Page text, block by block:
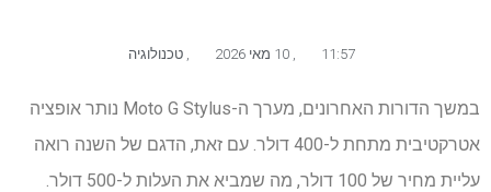
11:57
, 10 מאי 2026 , טכנולוגיה
במשך הדורות האחרונים, מערך ה-Moto G Stylus נותר אופציה
אטרקטיבית מתחת ל-400 דולר. עם זאת, הדגם של השנה רואה
עליית מחיר של 100 דולר, מה שמביא את העלות ל-500 דולר.